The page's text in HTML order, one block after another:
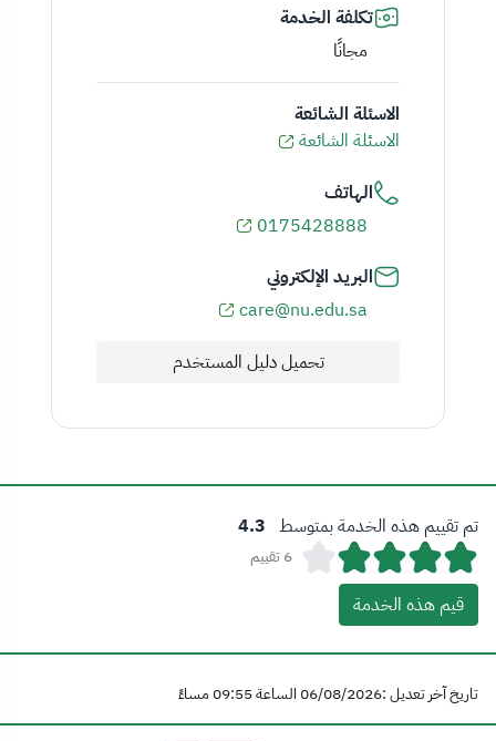
تكلفة الخدمة
مجانًا
الاسئلة الشائعة
الاسئلة الشائعة
الهاتف
0175428888
البريد الإلكتروني
care@nu.edu.sa
تحميل دليل المستخدم
تم تقييم هذه الخدمة بمتوسط 4.3
6 تقييم
قيم هذه الخدمة
تاريخ آخر تعديل :06/08/2026 الساعة 09:55 مساءً